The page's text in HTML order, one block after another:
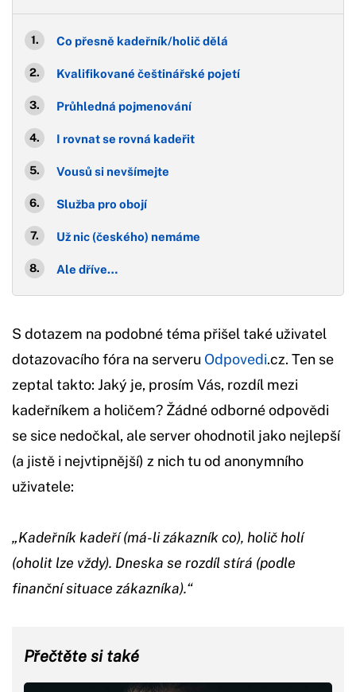
Co přesně kadeřník/holič dělá
Kvalifikované češtinářské pojetí
Průhledná pojmenování
I rovnat se rovná kadeřit
Vousů si nevšímejte
Služba pro obojí
Už nic (českého) nemáme
Ale dříve…
S dotazem na podobné téma přišel také uživatel
dotazovacího fóra na serveru Odpovedi.cz. Ten se
zeptal takto: Jaký je, prosím Vás, rozdíl mezi
kadeřníkem a holičem? Žádné odborné odpovědi
se sice nedočkal, ale server ohodnotil jako nejlepší
(a jistě i nejvtipnější) z nich tu od anonymního
uživatele:
„Kadeřník kadeří (má-li zákazník co), holič holí
(oholit lze vždy). Dneska se rozdíl stírá (podle
finanční situace zákazníka).“
Přečtěte si také